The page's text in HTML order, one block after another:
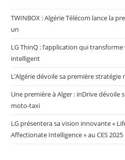
TWINBOX : Algérie Télécom lance la
un
LG ThinQ : l’application qui
intelligent
L’Algérie dévoile sa première stratégie
Une première à Alger : inDrive dévoile
moto-taxi
LG présentera sa vision innovante «
Affectionate Intelligence » au CES 2025